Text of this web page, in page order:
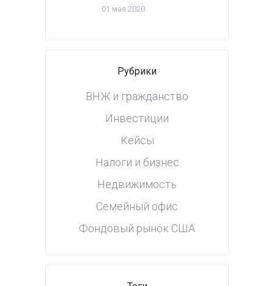
01 мая 2020
Рубрики
ВНЖ и гражданство
Инвестиции
Кейсы
Налоги и бизнес
Недвижимость
Семейный офис
Фондовый рынок США